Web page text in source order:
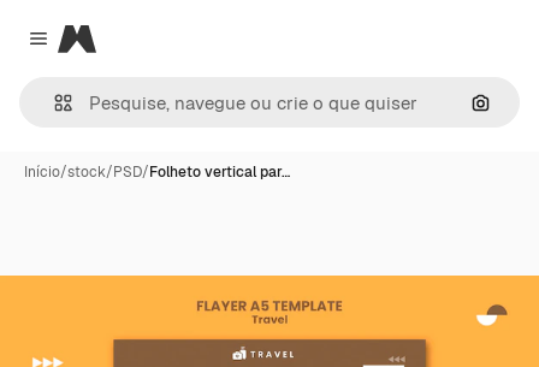
Close menu
Magnific
Início/stock/PSD/Folheto vertical par…